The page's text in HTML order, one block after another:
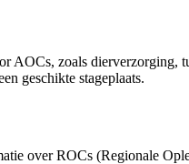
AOCs, zoals
geschikte stageplaats.
over ROCs (Regionale